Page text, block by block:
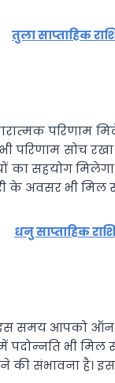
तुला साप्ताहिक
परिणाम
परिणाम सोच
सहयोग
के अवसर भी मिल
धनु साप्ताहिक
समय आपको ऑन
में पदोन्‍नति भी
की संभावना है।